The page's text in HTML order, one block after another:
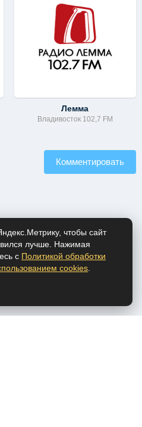
Лемма
Владивосток 102,7 FM
Комментировать
чтобы сайт
лучше. Нажимая
с Политикой обработки
cookies